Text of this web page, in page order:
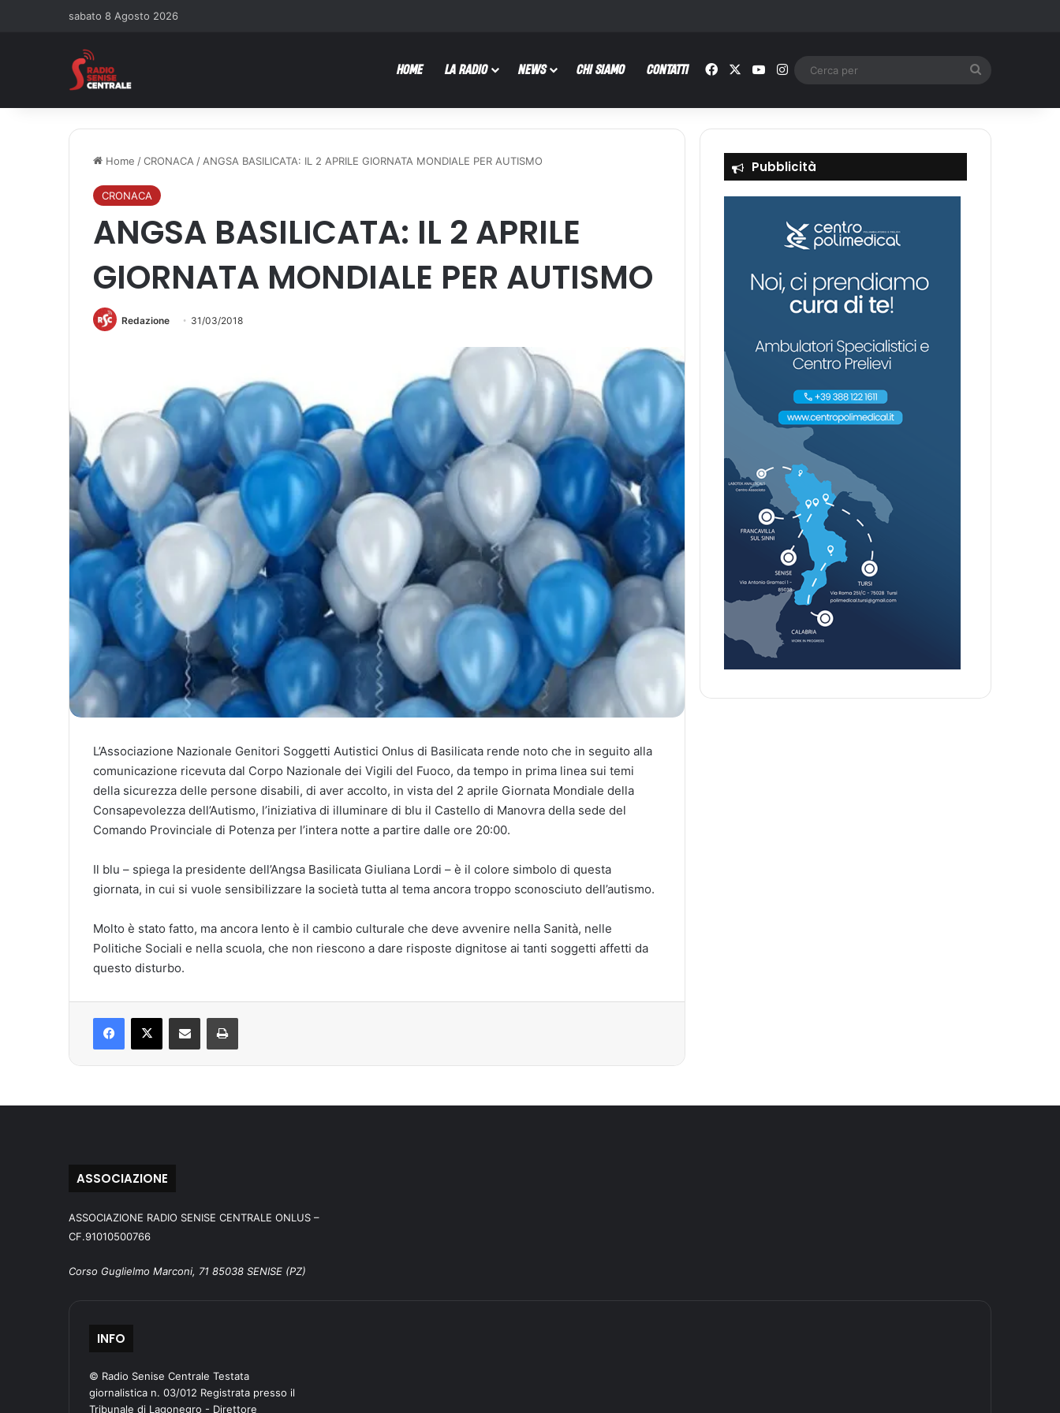
sabato 8 Agosto 2026
HOME LA RADIO NEWS CHI SIAMO CONTATTI Facebook You TubeInstagram
Home /CRONACA / ANGSA BASILICATA: IL 2 APRILE GIORNATA MONDIALE PER AUTISMO
CRONACA
ANGSA BASILICATA: IL 2 APRILE
GIORNATA MONDIALE PER AUTISMO
Redazione 31/03/2018
L’Associazione Nazionale Genitori Soggetti Autistici Onlus di Basilicata rende noto che in seguito alla
comunicazione ricevuta dal Corpo Nazionale dei Vigili del Fuoco, da tempo in prima linea sui temi
della sicurezza delle persone disabili, di aver accolto, in vista del 2 aprile Giornata Mondiale della
Consapevolezza dell’Autismo, l’iniziativa di illuminare di blu il Castello di Manovra della sede del
Comando Provinciale di Potenza per l’intera notte a partire dalle ore 20:00.
Il blu – spiega la presidente dell’Angsa Basilicata Giuliana Lordi – è il colore simbolo di questa
giornata, in cui si vuole sensibilizzare la società tutta al tema ancora troppo sconosciuto dell’autismo.
Molto è stato fatto, ma ancora lento è il cambio culturale che deve avvenire nella Sanità, nelle
Politiche Sociali e nella scuola, che non riescono a dare risposte dignitose ai tanti soggetti affetti da
questo disturbo.
Pubblicità
ASSOCIAZIONE
ASSOCIAZIONE RADIO SENISE CENTRALE ONLUS –
CF.91010500766
Corso Guglielmo Marconi, 71 85038 SENISE (PZ)
INFO
© Radio Senise Centrale Testata
giornalistica n. 03/012 Registrata presso il
Tribunale di Lagonegro - Direttore